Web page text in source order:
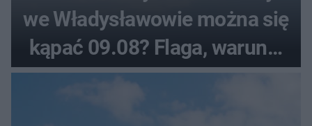
we Władysławowie można się
kąpać 09.08? Flaga, warunki
pogodowe